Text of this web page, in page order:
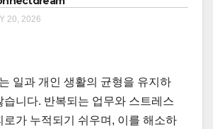
20, 2026
일과 개인 생활의 균형을 유지하
습니다. 반복되는 업무와 스트레스
로가 누적되기 쉬우며, 이를 해소하